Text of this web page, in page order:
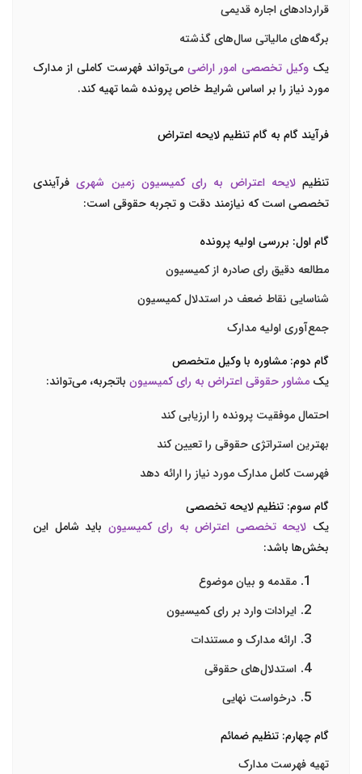
قراردادهای اجاره قدیمی
برگه‌های مالیاتی سال‌های گذشته
یکوکیل تخصصی امور اراضی می‌تواند فهرست کاملی از مدارک
مورد نیاز را بر اساس شرایط خاص پرونده شما تهیه کند.
فرآیند گام به گام تنظیم لایحه اعتراض
تنظیم لایحه اعتراض به رای کمیسیون زمین شهری فرآیندی
تخصصی است که نیازمند دقت و تجربه حقوقی است:
گام اول: بررسی اولیه پرونده
مطالعه دقیق رای صادره از کمیسیون
شناسایی نقاط ضعف در استدلال کمیسیون
جمع‌آوری اولیه مدارک
گام دوم: مشاوره با وکیل متخصص
یک مشاور حقوقی اعتراض به رای کمیسیون باتجربه، می‌تواند:
احتمال موفقیت پرونده را ارزیابی کند
بهترین استراتژی حقوقی را تعیین کند
فهرست کامل مدارک مورد نیاز را ارائه دهد
گام سوم: تنظیم لایحه تخصصی
یک لایحه تخصصی اعتراض به رای کمیسیون باید شامل این
بخش‌ها باشد:
مقدمه و بیان موضوع
ایرادات وارد بر رای کمیسیون
ارائه مدارک و مستندات
استدلال‌های حقوقی
درخواست نهایی
گام چهارم: تنظیم ضمائم
تهیه فهرست مدارک